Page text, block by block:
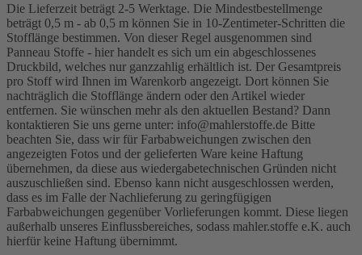
Die Lieferzeit beträgt 2-5 Werktage. Die Mindestbestellmenge
beträgt 0,5 m - ab 0,5 m können Sie in 10-Zentimeter-Schritten die
Stofflänge bestimmen. Von dieser Regel ausgenommen sind
Panneau Stoffe - hier handelt es sich um ein abgeschlossenes
Druckbild, welches nur ganzzahlig erhältlich ist. Der Gesamtpreis
pro Stoff wird Ihnen im Warenkorb angezeigt. Dort können Sie
nachträglich die Stofflänge ändern oder den Artikel wieder
entfernen. Sie wünschen mehr als den aktuellen Bestand? Dann
kontaktieren Sie uns gerne unter: info@mahlerstoffe.de Bitte
beachten Sie, dass wir für Farbabweichungen zwischen den
angezeigten Fotos und der gelieferten Ware keine Haftung
übernehmen, da diese aus wiedergabetechnischen Gründen nicht
auszuschließen sind. Ebenso kann nicht ausgeschlossen werden,
dass es im Falle der Nachlieferung zu geringfügigen
Farbabweichungen gegenüber Vorlieferungen kommt. Diese liegen
außerhalb unseres Einflussbereiches, sodass mahler.stoffe e.K. auch
hierfür keine Haftung übernimmt.